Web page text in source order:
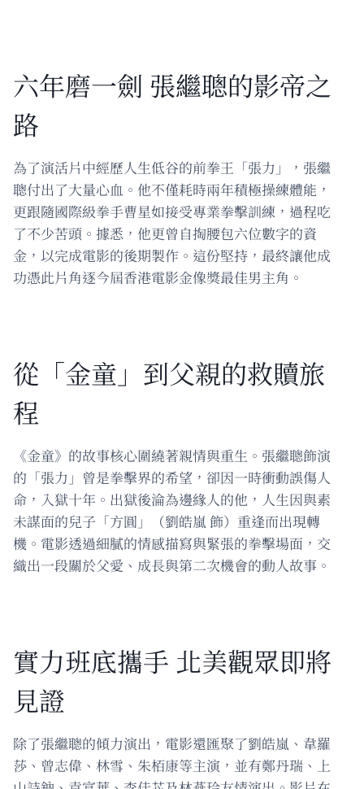
六年磨一劍 張繼聰的影帝之
路
為了演活片中經歷人生低谷的前拳王「張力」，張繼
聰付出了大量心血。他不僅耗時兩年積極操練體能，
更跟隨國際級拳手曹星如接受專業拳擊訓練，過程吃
了不少苦頭。據悉，他更曾自掏腰包六位數字的資
金，以完成電影的後期製作。這份堅持，最終讓他成
功憑此片角逐今屆香港電影金像獎最佳男主角。
從「金童」到父親的救贖旅
程
《金童》的故事核心圍繞著親情與重生。張繼聰飾演
的「張力」曾是拳擊界的希望，卻因一時衝動誤傷人
命，入獄十年。出獄後淪為邊緣人的他，人生因與素
未謀面的兒子「方圓」（劉皓嵐 飾）重逢而出現轉
機。電影透過細膩的情感描寫與緊張的拳擊場面，交
織出一段關於父愛、成長與第二次機會的動人故事。
實力班底攜手 北美觀眾即將
見證
除了張繼聰的傾力演出，電影還匯聚了劉皓嵐、韋羅
莎、曾志偉、林雪、朱栢康等主演，並有鄭丹瑞、上